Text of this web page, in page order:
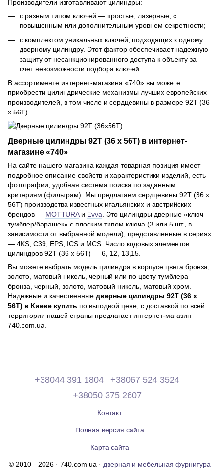
Производители изготавливают цилиндры:
с разным типом ключей — простые, лазерные, с
повышенным или дополнительным уровнем секретности;
с комплектом уникальных ключей, подходящих к одному
дверному цилиндру. Этот фактор обеспечивает надежную
защиту от несанкционированного доступа к объекту за
счет невозможности подбора ключей.
В ассортименте интернет-магазина «740» вы можете
приобрести цилиндрические механизмы лучших европейских
производителей, в том числе и сердцевины в размере 92Т (36
х 56Т).
Дверные цилиндры 92Т (36 х 56Т) в интернет-
магазине «740»
На сайте нашего магазина каждая товарная позиция имеет
подробное описание свойств и характеристики изделий, есть
фотографии, удобная система поиска по заданным
критериям (фильтрам). Мы предлагаем сердцевины 92Т (36 х
56Т) производства известных итальянских и австрийских
брендов — MOTTURAи Evva. Это цилиндры дверные «ключ–
тумблер/барашек» с плоским типом ключа (3 или 5 шт., в
зависимости от выбранной модели), представленные в сериях
— 4KS, C39, EPS, ICS и MCS. Число кодовых элементов
цилиндров 92Т (36 х 56Т) — 6, 12, 13,15.
Вы можете выбрать модель цилиндра в корпусе цвета бронза,
золото, матовый никель, черный или по цвету тумблера —
бронза, черный, золото, матовый никель, матовый хром.
Надежные и качественные дверные цилиндры 92Т (36 х
56Т) в Киеве купить по выгодной цене, с доставкой по всей
территории нашей страны предлагает интернет-магазин
740.com.ua.
+38044 391 1804
+38067 524 3524
+38050 375 2607
Контакт
Полная версия сайта
Карта сайта
© 2010—2026 · 740.com.ua · дверная и мебельная фурнитура